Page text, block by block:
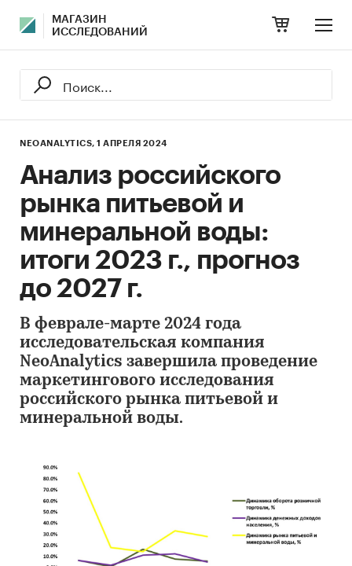
МАГАЗИН
ИССЛЕДОВАНИЙ
NEOANALYTICS, 1 АПРЕЛЯ 2024
Анализ российского
рынка питьевой и
минеральной воды:
итоги 2023 г., прогноз
до 2027 г.
В феврале-марте 2024 года
исследовательская компания
NeoAnalytics завершила проведение
маркетингового исследования
российского рынка питьевой и
минеральной воды.